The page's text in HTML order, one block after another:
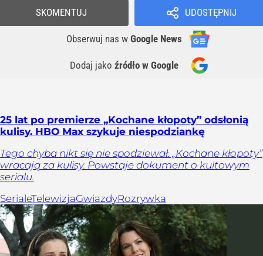
UDOSTĘPNIJ
Obserwuj nas w Google News
Dodaj jako źródło w Google
SKOMENTUJ
25 lat po premierze „Kochane kłopoty” odsłonią
kulisy. HBO Max szykuje niespodziankę
Tego chyba nikt się nie spodziewał. „Kochane kłopoty”
wracają za kulisy. Powstaje dokument o kultowym
serialu.
SerialeTelewizjaGwiazdyRozrywka